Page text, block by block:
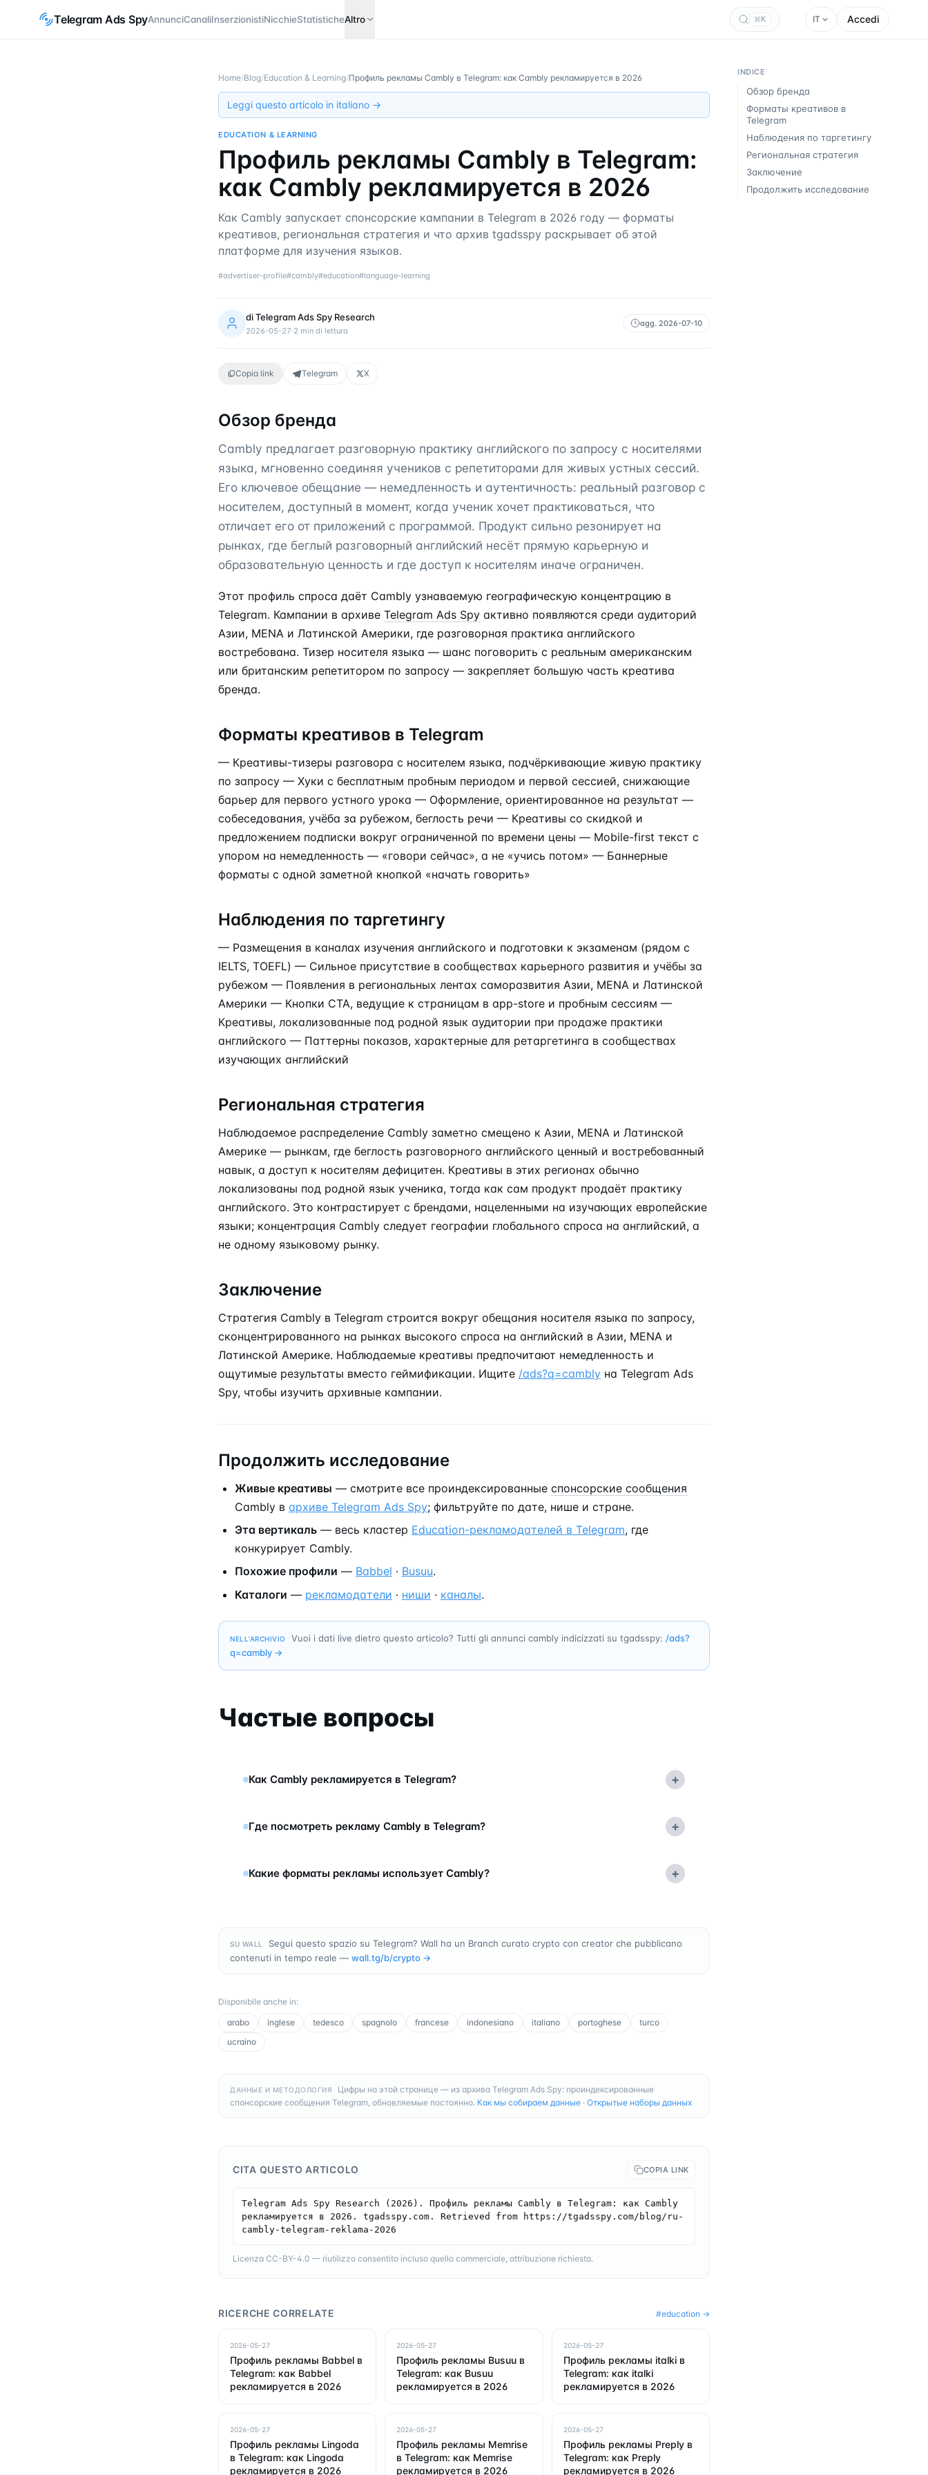
Telegram Ads SpyAnnunciCanaliInserzionistiNicchieStatisticheAltro K IT Accedi
Home/Blog/Education & Learning/Профиль рекламы Cambly в Telegram: как Cambly рекламируется в 2026
Leggi questo articolo in italiano →
EDUCATION & LEARNING
Профиль рекламы Cambly в Telegram:
как Cambly рекламируется в 2026
Как Cambly запускает спонсорские кампании в Telegram в 2026 году — форматы
креативов, региональная стратегия и что архив tgadsspy раскрывает об этой
платформе для изучения языков.
#advertiser-profile#cambly#education#language-learning
diTelegram Ads Spy Research
2026-05-27·2 min di lettura
agg. 2026-07-10
Copia link Telegram X
Обзор бренда
Cambly предлагает разговорную практику английского по запросу с носителями
языка, мгновенно соединяя учеников с репетиторами для живых устных сессий.
Его ключевое обещание — немедленность и аутентичность: реальный разговор с
носителем, доступный в момент, когда ученик хочет практиковаться, что
отличает его от приложений с программой. Продукт сильно резонирует на
рынках, где беглый разговорный английский несёт прямую карьерную и
образовательную ценность и где доступ к носителям иначе ограничен.
Этот профиль спроса даёт Cambly узнаваемую географическую концентрацию в
Telegram. Кампании в архиве Telegram Ads Spy активно появляются среди аудиторий
Азии, MENA и Латинской Америки, где разговорная практика английского
востребована. Тизер носителя языка — шанс поговорить с реальным американским
или британским репетитором по запросу — закрепляет большую часть креатива
бренда.
Форматы креативов в Telegram
— Креативы-тизеры разговора с носителем языка, подчёркивающие живую практику
по запросу — Хуки с бесплатным пробным периодом и первой сессией, снижающие
барьер для первого устного урока — Оформление, ориентированное на результат —
собеседования, учёба за рубежом, беглость речи — Креативы со скидкой и
предложением подписки вокруг ограниченной по времени цены — Mobile-first текст с
упором на немедленность — «говори сейчас», а не «учись потом» — Баннерные
форматы с одной заметной кнопкой «начать говорить»
Наблюдения по таргетингу
— Размещения в каналах изучения английского и подготовки к экзаменам (рядом с
IELTS, TOEFL) — Сильное присутствие в сообществах карьерного развития и учёбы за
рубежом — Появления в региональных лентах саморазвития Азии, MENA и Латинской
Америки — Кнопки CTA, ведущие к страницам в app-store и пробным сессиям —
Креативы, локализованные под родной язык аудитории при продаже практики
английского — Паттерны показов, характерные для ретаргетинга в сообществах
изучающих английский
Региональная стратегия
Наблюдаемое распределение Cambly заметно смещено к Азии, MENA и Латинской
Америке — рынкам, где беглость разговорного английского ценный и востребованный
навык, а доступ к носителям дефицитен. Креативы в этих регионах обычно
локализованы под родной язык ученика, тогда как сам продукт продаёт практику
английского. Это контрастирует с брендами, нацеленными на изучающих европейские
языки; концентрация Cambly следует географии глобального спроса на английский, а
не одному языковому рынку.
Заключение
Стратегия Cambly в Telegram строится вокруг обещания носителя языка по запросу,
сконцентрированного на рынках высокого спроса на английский в Азии, MENA и
Латинской Америке. Наблюдаемые креативы предпочитают немедленность и
ощутимые результаты вместо геймификации. Ищите /ads?q=cambly на Telegram Ads
Spy, чтобы изучить архивные кампании.
Продолжить исследование
Живые креативы — смотрите все проиндексированные спонсорские сообщения
Cambly в архиве Telegram Ads Spy; фильтруйте по дате, нише и стране.
Эта вертикаль — весь кластер Education-рекламодателей в Telegram, где
конкурирует Cambly.
Похожие профили — Babbel · Busuu.
Каталоги — рекламодатели · ниши · каналы.
NELL’ARCHIVIO Vuoi i dati live dietro questo articolo? Tutti gli annunci cambly indicizzati su tgadsspy: /ads?
q=cambly →
Частые вопросы
Как Cambly рекламируется в Telegram? +
Где посмотреть рекламу Cambly в Telegram? +
Какие форматы рекламы использует Cambly? +
SU WALL
Segui questo spazio su Telegram? Wall ha un Branch curato crypto con creator che pubblicano
contenuti in tempo reale — wall.tg/b/crypto →
Disponibile anche in:
arabo
inglese tedesco spagnolo francese indonesiano italiano portoghese
turco
ucraino
ДАННЫЕ И МЕТОДОЛОГИЯ
Цифры на этой странице — из архива Telegram Ads Spy: проиндексированные
спонсорские сообщения Telegram, обновляемые постоянно. Как мы собираем данные · Открытые наборы данных
CITA QUESTO ARTICOLO COPIA LINK
Telegram Ads Spy Research (2026). Профиль рекламы Cambly в Telegram: как Cambly
рекламируется в 2026. tgadsspy.com. Retrieved from https://tgadsspy.com/blog/ru-
cambly-telegram-reklama-2026
Licenza CC-BY-4.0 — riutilizzo consentito incluso quello commerciale, attribuzione richiesta.
RICERCHE CORRELATE #education →
2026-05-27
Профиль рекламы Babbel в
Telegram: как Babbel
рекламируется в 2026
2026-05-27
Профиль рекламы Busuu в
Telegram: как Busuu
рекламируется в 2026
2026-05-27
Профиль рекламы italki в
Telegram: как italki
рекламируется в 2026
2026-05-27
Профиль рекламы Lingoda
в Telegram: как Lingoda
рекламируется в 2026
2026-05-27
Профиль рекламы Memrise
в Telegram: как Memrise
рекламируется в 2026
2026-05-27
Профиль рекламы Preply в
Telegram: как Preply
рекламируется в 2026
INDICE
Обзор бренда
Форматы креативов в
Telegram
Наблюдения по таргетингу
Региональная стратегия
Заключение
Продолжить исследование